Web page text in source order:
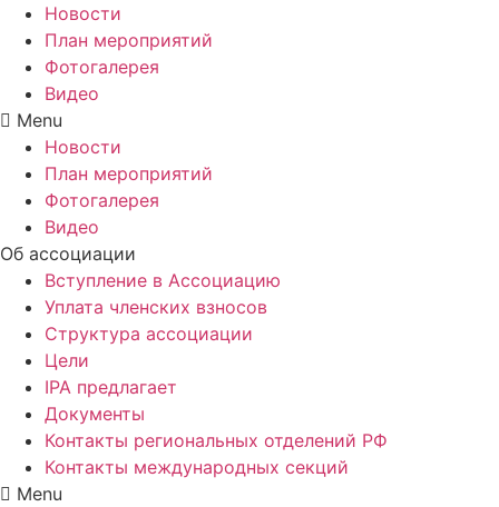
Новости
План мероприятий
Фотогалерея
Видео
Menu
Новости
План мероприятий
Фотогалерея
Видео
Об ассоциации
Вступление в Ассоциацию
Уплата членских взносов
Структура ассоциации
Цели
IPA предлагает
Документы
Контакты региональных отделений РФ
Контакты международных секций
Menu